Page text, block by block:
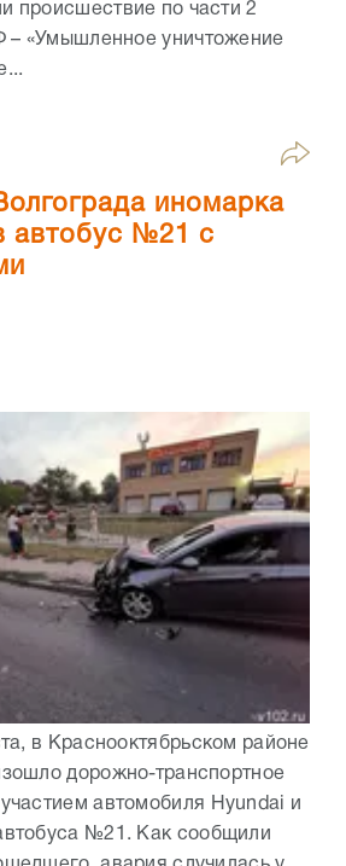
происшествие по части 2
– «Умышленное уничтожение
иномарка
автобус №21 с
в Краснооктябрьском районе
дорожно-транспортное
автомобиля Hyundai и
№21. Как сообщили